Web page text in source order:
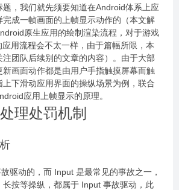
题，我们就先须要知道在Android体系上应
完成一帧画面的上帧显示动作的（本文解
原生应用的绘制渲染流程，对于游戏
用流程会不太一样，由于篇幅所限，本
团队后续别的文章的内容）。由于大部
新画面动作都是由用户手指触摸屏幕而触
上下滑动应用界面的操纵场景为例，联合
应用上帧显示的原理。
理处罚机制
驱动的，而 Input 是最常见的事故之一，
长按等操纵，都属于 Input 事故驱动，此